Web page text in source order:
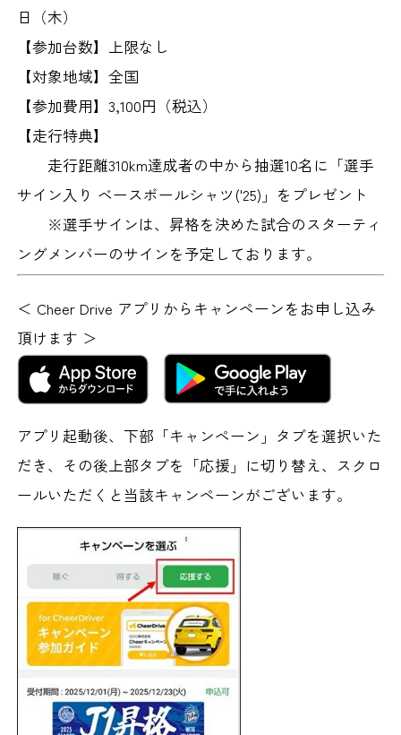
日（木）
【参加台数】 上限なし
【対象地域】全国
【参加費用】3,100円（税込）
【走行特典】
走行距離310km達成者の中から抽選10名に「選手
サイン入り ベースボールシャツ('25)」をプレゼント
※選手サインは、昇格を決めた試合のスターティ
ングメンバーのサインを予定しております。
＜ Cheer Drive アプリからキャンペーンをお申し込み
頂けます ＞
アプリ起動後、下部「キャンペーン」タブを選択いた
だき、その後上部タブを「応援」に切り替え、スクロ
ールいただくと当該キャンペーンがございます。